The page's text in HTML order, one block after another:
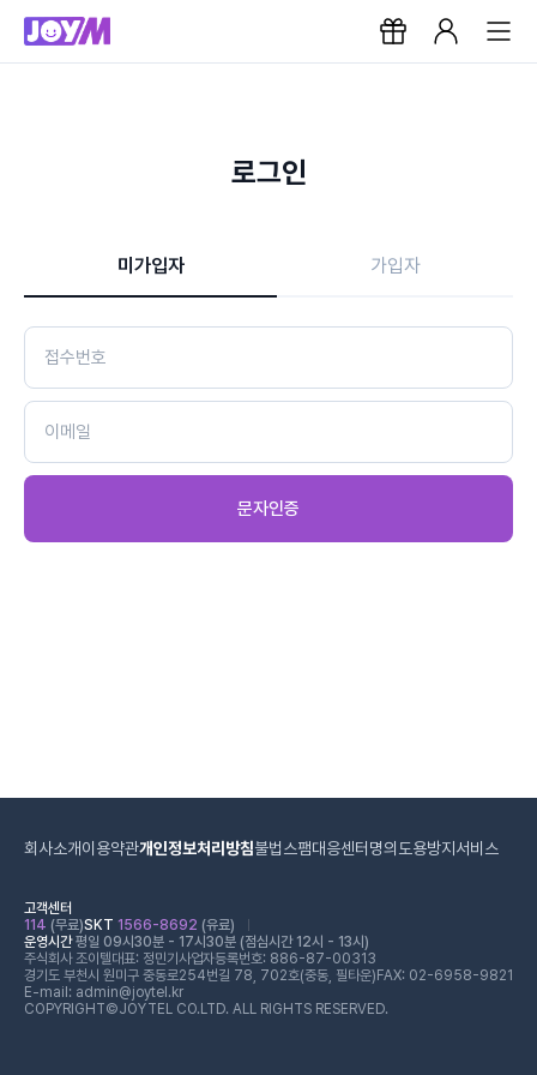
로그인
미가입자 가입자
문자인증
회사소개이용약관개인정보처리방침불법스팸대응센터 명의도용방지서비스
고객센터
114 (무료)SKT 1566-8692 (유료)
운영시간평일 09시30분 - 17시30분 (점심시간 12시 - 13시)
주식회사 조이텔대표: 정민기 사업자등록번호: 886-87-00313
경기도 부천시 원미구 중동로254번길 78, 702호(중동, 필타운) FAX: 02-6958-9821
E-mail: admin@joytel.kr
COPYRIGHT©JOYTEL CO.LTD. ALL RIGHTS RESERVED.